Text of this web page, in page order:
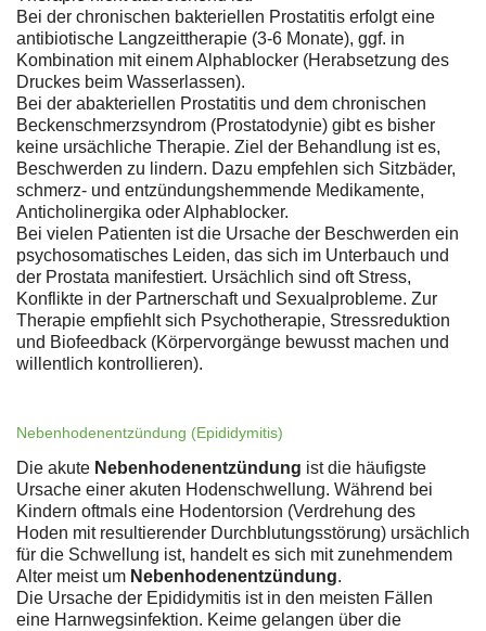
Bei der chronischen bakteriellen Prostatitis erfolgt eine
antibiotische Langzeittherapie (3-6 Monate), ggf. in
Kombination mit einem Alphablocker (Herabsetzung des
Druckes beim Wasserlassen).
Bei der abakteriellen Prostatitis und dem chronischen
Beckenschmerzsyndrom (Prostatodynie) gibt es bisher
keine ursächliche Therapie. Ziel der Behandlung ist es,
Beschwerden zu lindern. Dazu empfehlen sich Sitzbäder,
schmerz- und entzündungshemmende Medikamente,
Anticholinergika oder Alphablocker.
Bei vielen Patienten ist die Ursache der Beschwerden ein
psychosomatisches Leiden, das sich im Unterbauch und
der Prostata manifestiert. Ursächlich sind oft Stress,
Konflikte in der Partnerschaft und Sexualprobleme. Zur
Therapie empfiehlt sich Psychotherapie, Stressreduktion
und Biofeedback (Körpervorgänge bewusst machen und
willentlich kontrollieren).
Nebenhodenentzündung (Epididymitis)
Die akute Nebenhodenentzündung ist die häufigste
Ursache einer akuten Hodenschwellung. Während bei
Kindern oftmals eine Hodentorsion (Verdrehung des
Hoden mit resultierender Durchblutungsstörung) ursächlich
für die Schwellung ist, handelt es sich mit zunehmendem
Alter meist um Nebenhodenentzündung.
Die Ursache der Epididymitis ist in den meisten Fällen
eine Harnwegsinfektion. Keime gelangen über die